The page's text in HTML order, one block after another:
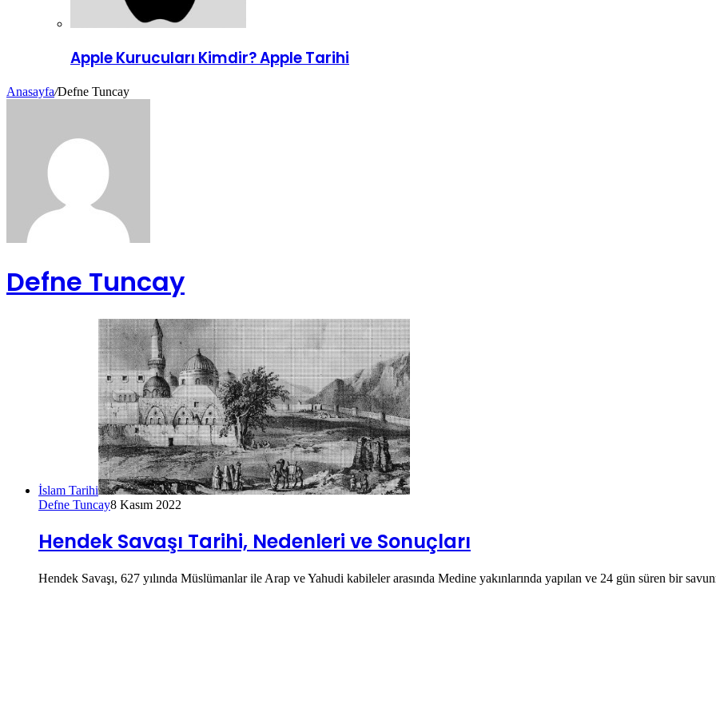
Apple Kurucuları Kimdir? Apple Tarihi
Anasayfa/Defne Tuncay
Defne Tuncay
İslam Tarihi
Defne Tuncay8 Kasım 2022
Hendek Savaşı Tarihi, Nedenleri ve Sonuçları
Hendek Savaşı, 627 yılında Müslümanlar ile Arap ve Yahudi kabileler arasında Medine yakınlarında yapılan ve 24 gün süren bir